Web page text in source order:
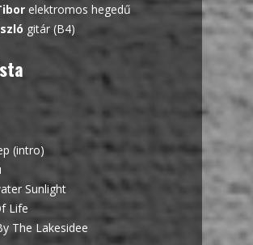
elektromos hegedű
gitár (B4)
(intro)
Sunlight
Life
The Lakesidee